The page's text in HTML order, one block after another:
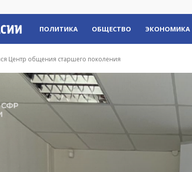
Пульс
Хакасии
ПОЛИТИКА ОБЩЕСТВО ЭКОНОМИКА
Центр общения старшего поколения